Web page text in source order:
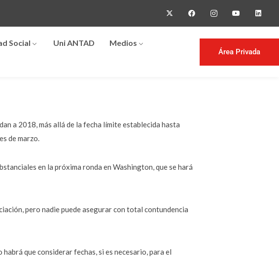
Social Uni ANTAD
Medios
Área Privada
a 2018, más allá de la fecha límite establecida hasta
de marzo.
en la próxima ronda en Washington, que se hará
pero nadie puede asegurar con total contundencia
que considerar fechas, si es necesario, para el